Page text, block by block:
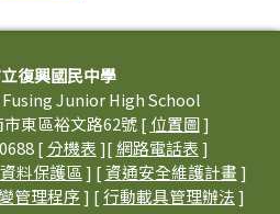
復興國民中學
Junior High School
東區裕文路62號 [ 位置圖]
[分機表][網路電話表]
料保護區] [資通安全維護計畫]
管理程序] [行動載具管理辦法]